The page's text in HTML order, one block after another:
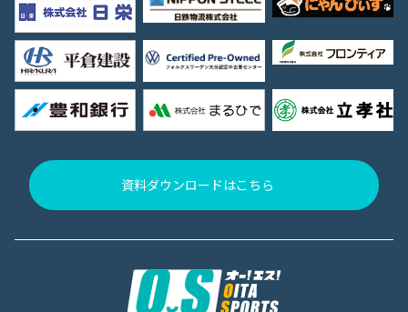
資料ダウンロードはこちら